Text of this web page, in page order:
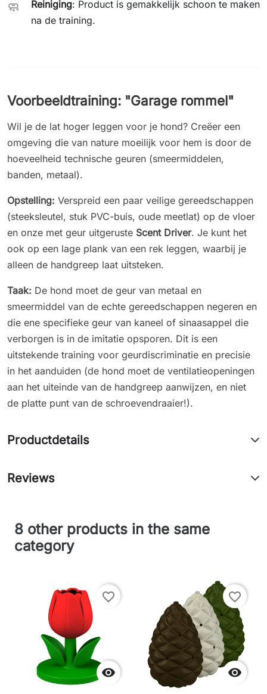
🧼 Reiniging: Product is gemakkelijk schoon te maken
na de training.
Voorbeeldtraining: "Garage rommel"
Wil je de lat hoger leggen voor je hond? Creëer een
omgeving die van nature moeilijk voor hem is door de
hoeveelheid technische geuren (smeermiddelen,
banden, metaal).
Opstelling: Verspreid een paar veilige gereedschappen
(steeksleutel, stuk PVC-buis, oude meetlat) op de vloer
en onze met geur uitgeruste Scent Driver. Je kunt het
ook op een lage plank van een rek leggen, waarbij je
alleen de handgreep laat uitsteken.
Taak: De hond moet de geur van metaal en
smeermiddel van de echte gereedschappen negeren en
die ene specifieke geur van kaneel of sinaasappel die
verborgen is in de imitatie opsporen. Dit is een
uitstekende training voor geurdiscriminatie en precisie
in het aanduiden (de hond moet de ventilatieopeningen
aan het uiteinde van de handgreep aanwijzen, en niet
de platte punt van de schroevendraaier!).
Productdetails
Reviews
8 other products in the same
category

favorite_border

favorite_border